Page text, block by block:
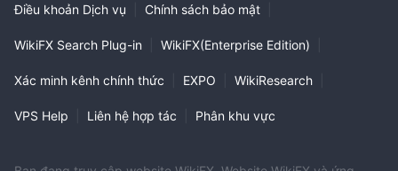
Điều khoản Dịch vụ Chính sách bảo mật
WikiFX Search Plug-in WikiFX(Enterprise Edition)
Xác minh kênh chính thức EXPO WikiResearch
VPS Help Liên hệ hợp tác Phân khu vực